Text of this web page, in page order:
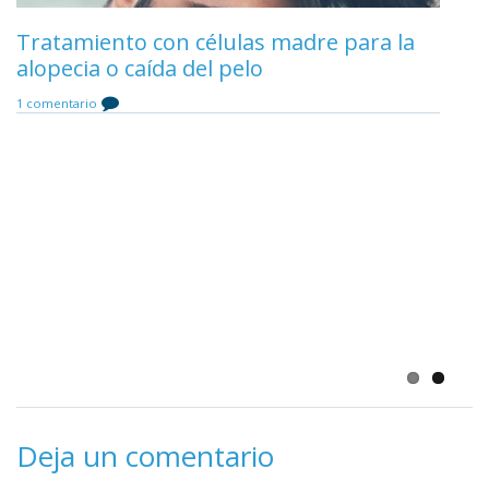
Mejor cirujano de injerto capilar de
Andalucía
Comentar
Tratamiento con células madre para la
alopecia o caída del pelo
1 comentario
Deja un comentario